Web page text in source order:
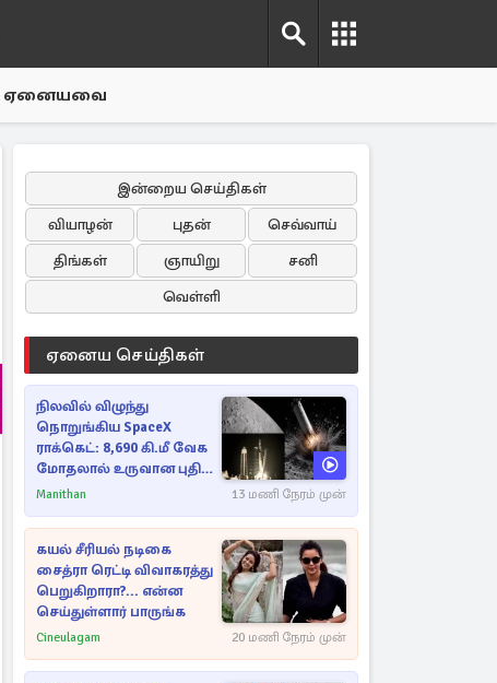
ஏனையவை
இன்றைய செய்திகள்
வியாழன்
புதன்
செவ்வாய்
திங்கள்
ஞாயிறு
சனி
வெள்ளி
ஏனைய செய்திகள்
நிலவில் விழுந்து
நொறுங்கிய SpaceX
ராக்கெட்: 8,690 கி.மீ வேக
மோதலால் உருவான புதிய
பள்ளம்!
Manithan 13 மணி நேரம் முன்
கயல் சீரியல் நடிகை
சைத்ரா ரெட்டி விவாகரத்து
பெறுகிறாரா?... என்ன
செய்துள்ளார் பாருங்க
Cineulagam 20 மணி நேரம் முன்